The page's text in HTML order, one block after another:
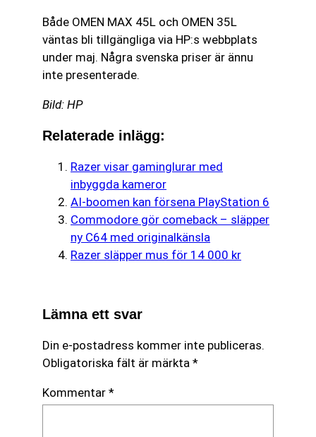
Både OMEN MAX 45L och OMEN 35L
väntas bli tillgängliga via HP:s webbplats
under maj. Några svenska priser är ännu
inte presenterade.
Bild: HP
Relaterade inlägg:
Razer visar gaminglurar med
inbyggda kameror
AI-boomen kan försena PlayStation 6
Commodore gör comeback – släpper
ny C64 med originalkänsla
Razer släpper mus för 14 000 kr
Lämna ett svar
Din e-postadress kommer inte publiceras.
Obligatoriska fält är märkta *
Kommentar *